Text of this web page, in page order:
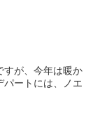
すが、今年は暖か
パートには、ノエ